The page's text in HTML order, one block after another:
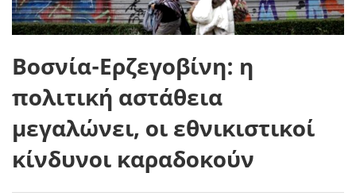
Βοσνία-Ερζεγοβίνη: η
πολιτική αστάθεια
μεγαλώνει, οι εθνικιστικοί
κίνδυνοι καραδοκούν